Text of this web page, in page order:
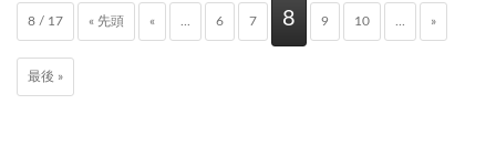
8 / 17 « 先頭 « 6 7 8 9 10 »
最後 »